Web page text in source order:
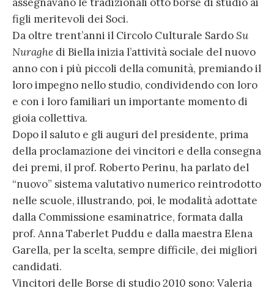
figli meritevoli dei Soci.
Da oltre trent’anni il Circolo Culturale SardoSu
Nuraghe di Biella inizia l’attività sociale del nuovo
anno con i più piccoli della comunità, premiando il
loro impegno nello studio, condividendo con loro
e con i loro familiari un importante momento di
gioia collettiva.
Dopo il saluto e gli auguri del presidente, prima
della proclamazione dei vincitori e della consegna
dei premi, il prof. Roberto Perinu, ha parlato del
“nuovo” sistema valutativo numerico reintrodotto
nelle scuole, illustrando, poi, le modalità adottate
dalla Commissione esaminatrice, formata dalla
prof. Anna Taberlet Puddu e dalla maestra Elena
Garella, per la scelta, sempre difficile, dei migliori
candidati.
Vincitori delle Borse di studio 2010 sono: Valeria